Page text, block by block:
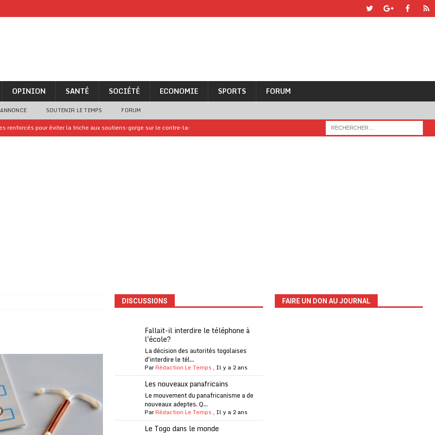
OPINION SANTÉ SOCIÉTÉ ECONOMIE SPORTS FORUM
SOUTENIR LE TEMPS FORUM
renforcés pour éviter la triche aux soutiens-gorge sur le contre-la-
l’Italie et de l’AC Milan, est mort à 66 ans
A LA UNE
menace à «l’unanimité» d’un boycott des Coupes du monde
International exige une enquête
A LA UNE
de Côte d’Ivoire A LA UNE
DISCUSSIONS
Fallait-il interdire le téléphone à
l'école?
La décision des autorités togolaises
d'interdire le tél...
ParRédaction Le Temps , Il y a 2 ans
Les nouveaux panafricains
Le mouvement du panafricanisme a de
nouveaux adeptes. Q...
ParRédaction Le Temps , Il y a 2 ans
Le Togo dans le monde
FAIRE UN DON AU JOURNAL